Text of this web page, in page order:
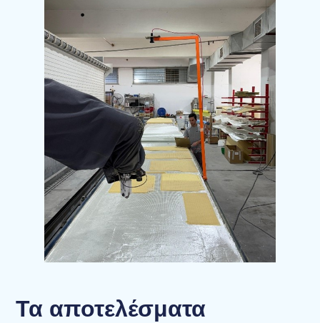
Τα αποτελέσματα